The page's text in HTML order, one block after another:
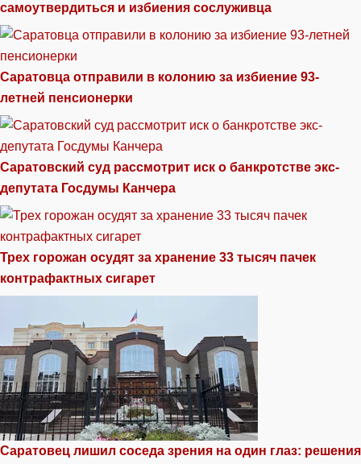
самоутвердиться и избиения сослуживца
Саратовца отправили в колонию за избиение 93-
летней пенсионерки
Саратовский суд рассмотрит иск о банкротстве экс-
депутата Госдумы Канчера
Трех горожан осудят за хранение 33 тысяч пачек
контрафактных сигарет
Саратовец лишил соседа зрения на один глаз: решения